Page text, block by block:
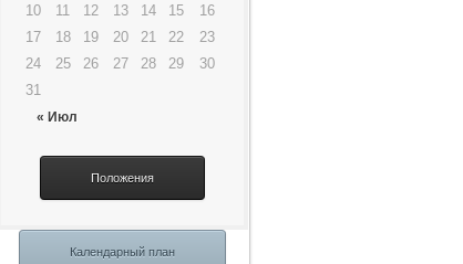
« Июл
10
11 12 13 14 15
16
17
18 19 20 21 22
23
24
25 26 27 28 29
30
31
Положения
Календарный план